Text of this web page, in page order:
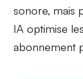
sonore, mais
IA optimise
abonnement